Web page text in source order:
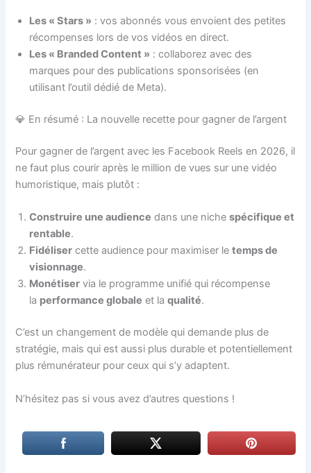
Les « Stars » : vos abonnés vous envoient des petites
récompenses lors de vos vidéos en direct.
Les « Branded Content » : collaborez avec des
marques pour des publications sponsorisées (en
utilisant l’outil dédié de Meta).
💎 En résumé : La nouvelle recette pour gagner de l’argent
Pour gagner de l’argent avec les Facebook Reels en 2026, il
ne faut plus courir après le million de vues sur une vidéo
humoristique, mais plutôt :
Construire une audience dans une nichespécifique et
rentable.
Fidéliser cette audience pour maximiser letemps de
visionnage.
Monétiser via le programme unifié qui récompense
la performance globale et laqualité.
C’est un changement de modèle qui demande plus de
stratégie, mais qui est aussi plus durable et potentiellement
plus rémunérateur pour ceux qui s’y adaptent.
N’hésitez pas si vous avez d’autres questions !